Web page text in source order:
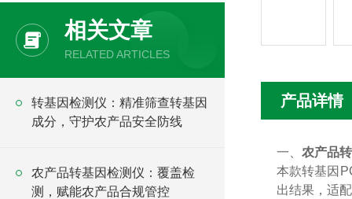
相关文章
RELATED ARTICLES
转基因检测仪：精准筛查转基因
成分，守护农产品安全防线
农产品转基因检测仪：覆盖检
测，赋能农产品合规管控
产品详情
一、 农产品
本款转基因
出结果，适